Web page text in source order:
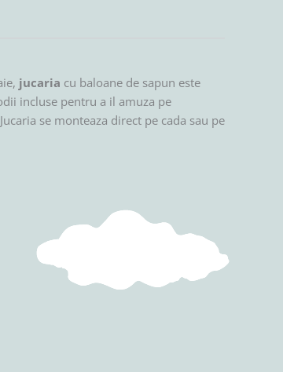
jucaria cu baloane de sapun este
incluse pentru a il amuza pe
se monteaza direct pe cada sau pe